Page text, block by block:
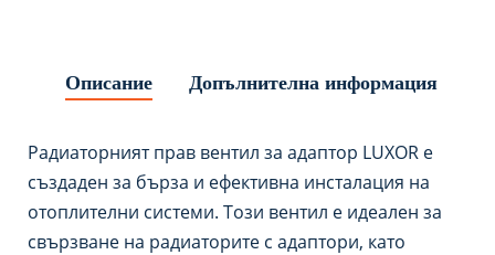
Описание Допълнителна информация
Радиаторният прав вентил за адаптор LUXOR е
създаден за бърза и ефективна инсталация на
отоплителни системи. Този вентил е идеален за
свързване на радиаторите с адаптори, като